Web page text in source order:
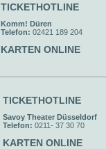
TICKETHOTLINE
Komm! Düren
Telefon: 02421 189 204
KARTEN ONLINE
TICKETHOTLINE
Savoy Theater Düsseldorf
Telefon: 0211- 37 30 70
KARTEN ONLINE